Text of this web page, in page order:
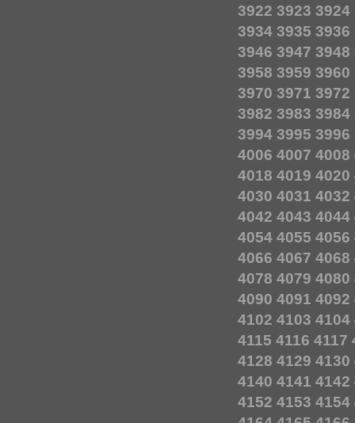
3922 3923 3924
3934 3935 3936
3946 3947 3948
3958 3959 3960
3970 3971 3972
3982 3983 3984
3994 3995 3996
4006 4007 4008
4018 4019 4020
4030 4031 4032
4042 4043 4044
4054 4055 4056
4066 4067 4068
4078 4079 4080
4090 4091 4092
4102 4103 4104
4115 4116 4117
4128 4129 4130
4140 4141 4142
4152 4153 4154